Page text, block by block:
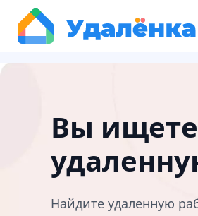
Вы ищете
Найдите удаленную